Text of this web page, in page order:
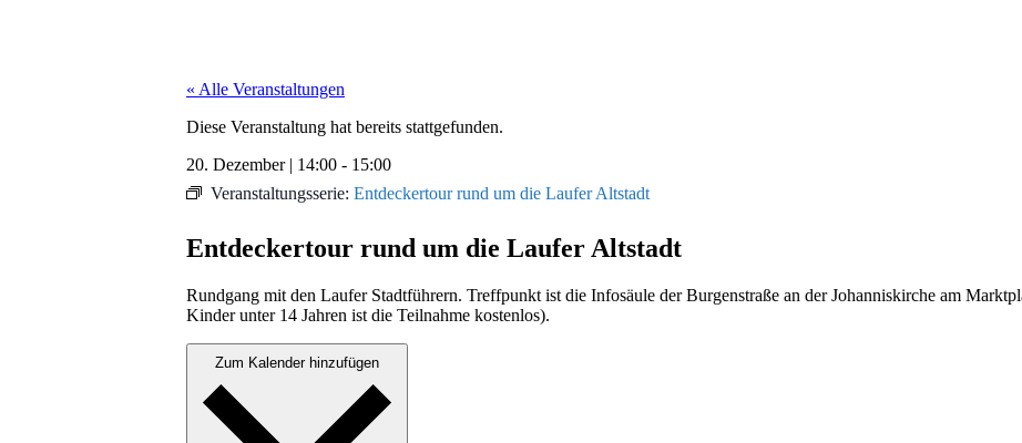
« Alle Veranstaltungen
Diese Veranstaltung hat bereits stattgefunden.
20. Dezember | 14:00 - 15:00
Veranstaltungsserie: Entdeckertour rund um die Laufer Altstadt
Entdeckertour rund um die Laufer Altstadt
Rundgang mit den Laufer Stadt­führern. Tre­ff­punkt ist die Infos­äule der Bur­gen­straße an der Johan­niskirche am
Kinder unter 14 Jahren ist die Teil­nahme kosten­los).